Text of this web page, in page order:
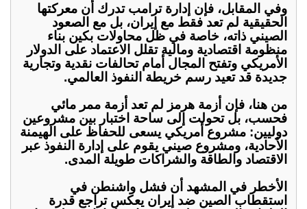
وفي المقابل، فإن إدارة ترامب تدرك أن معركتها
الحقيقية لم تعد فقط مع إيران، بل مع الصعود
الصيني ذاته، خاصة في ظل محاولات بكين بناء
منظومة اقتصادية ومالية تقلل الاعتماد على الدولار
الأمريكي وتفتح المجال أمام تحالفات نقدية وتجارية
جديدة قد تعيد رسم خريطة النفوذ العالمي.
من هنا، فإن أزمة هرمز لم تعد أزمة ممر مائي
فحسب، بل تحولت إلى ساحة اختبار بين مشروعين
دوليين: مشروع أمريكي يسعى للحفاظ على الهيمنة
الأحادية، ومشروع صيني يقوم على إدارة النفوذ عبر
الاقتصاد والطاقة والشراكات طويلة المدى.
الأخطر في المشهد أن فشل واشنطن في
استقطاب الصين ضد إيران يعكس تراجع قدرة